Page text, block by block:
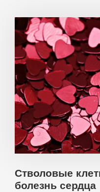
Стволовые
болезнь сердца